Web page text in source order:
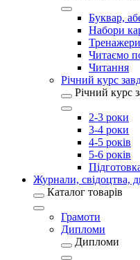
Буквар,
Набори
Читаємо
Читання
Річний курс
Річний курс
2-3 роки
3-4 роки
4-5 років
5-6 років
Журнали, свідоцтва,
Каталог товарів
Грамоти
Дипломи
Дипломи